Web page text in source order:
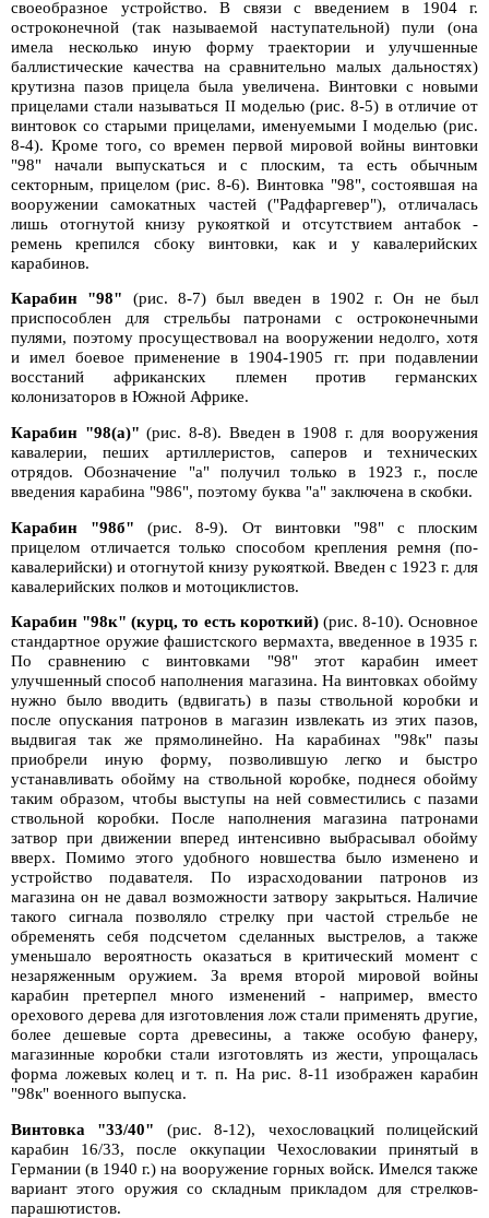
своеобразное устройство. В связи с введением в 1904 г.
остроконечной (так называемой наступательной) пули (она
имела несколько иную форму траектории и улучшенные
баллистические качества на сравнительно малых дальностях)
крутизна пазов прицела была увеличена. Винтовки с новыми
прицелами стали называться II моделью (рис. 8-5) в отличие от
винтовок со старыми прицелами, именуемыми I моделью (рис.
8-4). Кроме того, со времен первой мировой войны винтовки
"98" начали выпускаться и с плоским, та есть обычным
секторным, прицелом (рис. 8-6). Винтовка "98", состоявшая на
вооружении самокатных частей ("Радфаргевер"), отличалась
лишь отогнутой книзу рукояткой и отсутствием антабок -
ремень крепился сбоку винтовки, как и у кавалерийских
карабинов.
Карабин "98" (рис. 8-7) был введен в 1902 г. Он не был
приспособлен для стрельбы патронами с остроконечными
пулями, поэтому просуществовал на вооружении недолго, хотя
и имел боевое применение в 1904-1905 гг. при подавлении
восстаний африканских племен против германских
колонизаторов в Южной Африке.
Карабин "98(a)" (рис. 8-8). Введен в 1908 г. для вооружения
кавалерии, пеших артиллеристов, саперов и технических
отрядов. Обозначение "а" получил только в 1923 г., после
введения карабина "986", поэтому буква "а" заключена в скобки.
Карабин "98б" (рис. 8-9). От винтовки "98" с плоским
прицелом отличается только способом крепления ремня (по-
кавалерийски) и отогнутой книзу рукояткой. Введен с 1923 г. для
кавалерийских полков и мотоциклистов.
Карабин "98к" (курц, то есть короткий)(рис. 8-10). Основное
стандартное оружие фашистского вермахта, введенное в 1935 г.
По сравнению с винтовками "98" этот карабин имеет
улучшенный способ наполнения магазина. На винтовках обойму
нужно было вводить (вдвигать) в пазы ствольной коробки и
после опускания патронов в магазин извлекать из этих пазов,
выдвигая так же прямолинейно. На карабинах "98к" пазы
приобрели иную форму, позволившую легко и быстро
устанавливать обойму на ствольной коробке, поднеся обойму
таким образом, чтобы выступы на ней совместились с пазами
ствольной коробки. После наполнения магазина патронами
затвор при движении вперед интенсивно выбрасывал обойму
вверх. Помимо этого удобного новшества было изменено и
устройство подавателя. По израсходовании патронов из
магазина он не давал возможности затвору закрыться. Наличие
такого сигнала позволяло стрелку при частой стрельбе не
обременять себя подсчетом сделанных выстрелов, а также
уменьшало вероятность оказаться в критический момент с
незаряженным оружием. За время второй мировой войны
карабин претерпел много изменений - например, вместо
орехового дерева для изготовления лож стали применять другие,
более дешевые сорта древесины, а также особую фанеру,
магазинные коробки стали изготовлять из жести, упрощалась
форма ложевых колец и т. п. На рис. 8-11 изображен карабин
"98к" военного выпуска.
Винтовка "33/40" (рис. 8-12), чехословацкий полицейский
карабин 16/33, после оккупации Чехословакии принятый в
Германии (в 1940 г.) на вооружение горных войск. Имелся также
вариант этого оружия со складным прикладом для стрелков-
парашютистов.